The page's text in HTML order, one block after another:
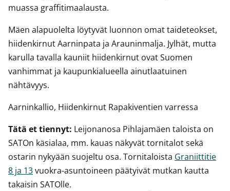
muassa graffitimaalausta.
Mäen alapuolelta löytyvät luonnon omat taideteokset,
hiidenkirnut Aarninpata ja Arauninmalja. Jylhät, mutta
karulla tavalla kauniit hiidenkirnut ovat Suomen
vanhimmat ja kaupunkialueella ainutlaatuinen
nähtävyys.
Aarninkallio, Hiidenkirnut Rapakiventien varressa
Tätä et tiennyt: Leijonanosa Pihlajamäen taloista on
SATOn käsialaa, mm. kauas näkyvät tornitalot sekä
ostarin nykyään suojeltu osa. Tornitaloista Graniittitie
8 ja 13vuokra-asuntoineen päätyivät mutkan kautta
takaisin SATOlle.